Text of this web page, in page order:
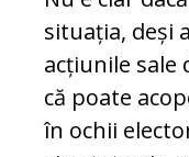
situația, deși
acțiunile sale
că poate
în ochii